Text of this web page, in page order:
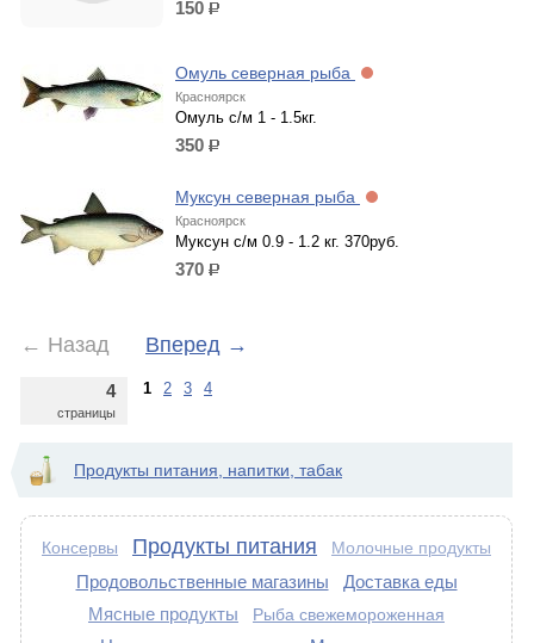
150 р.
Омуль северная рыба
Красноярск
Омуль с/м 1 - 1.5кг.
350 р.
Муксун северная рыба
Красноярск
Муксун с/м 0.9 - 1.2 кг. 370руб.
370 р.
← Назад Вперед →
4
страницы
1 2 3 4
Продукты питания, напитки, табак
Консервы Продукты питания Молочные продукты
Продовольственные магазины
Доставка еды
Мясные продукты
Рыба свежемороженная